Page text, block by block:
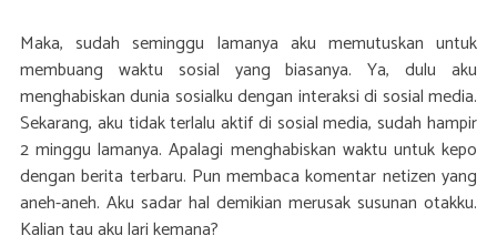
Maka, sudah seminggu lamanya aku memutuskan untuk
membuang waktu sosial yang biasanya. Ya, dulu aku
menghabiskan dunia sosialku dengan interaksi di sosial media.
Sekarang, aku tidak terlalu aktif di sosial media, sudah hampir
2 minggu lamanya. Apalagi menghabiskan waktu untuk kepo
dengan berita terbaru. Pun membaca komentar netizen yang
aneh-aneh. Aku sadar hal demikian merusak susunan otakku.
Kalian tau aku lari kemana?